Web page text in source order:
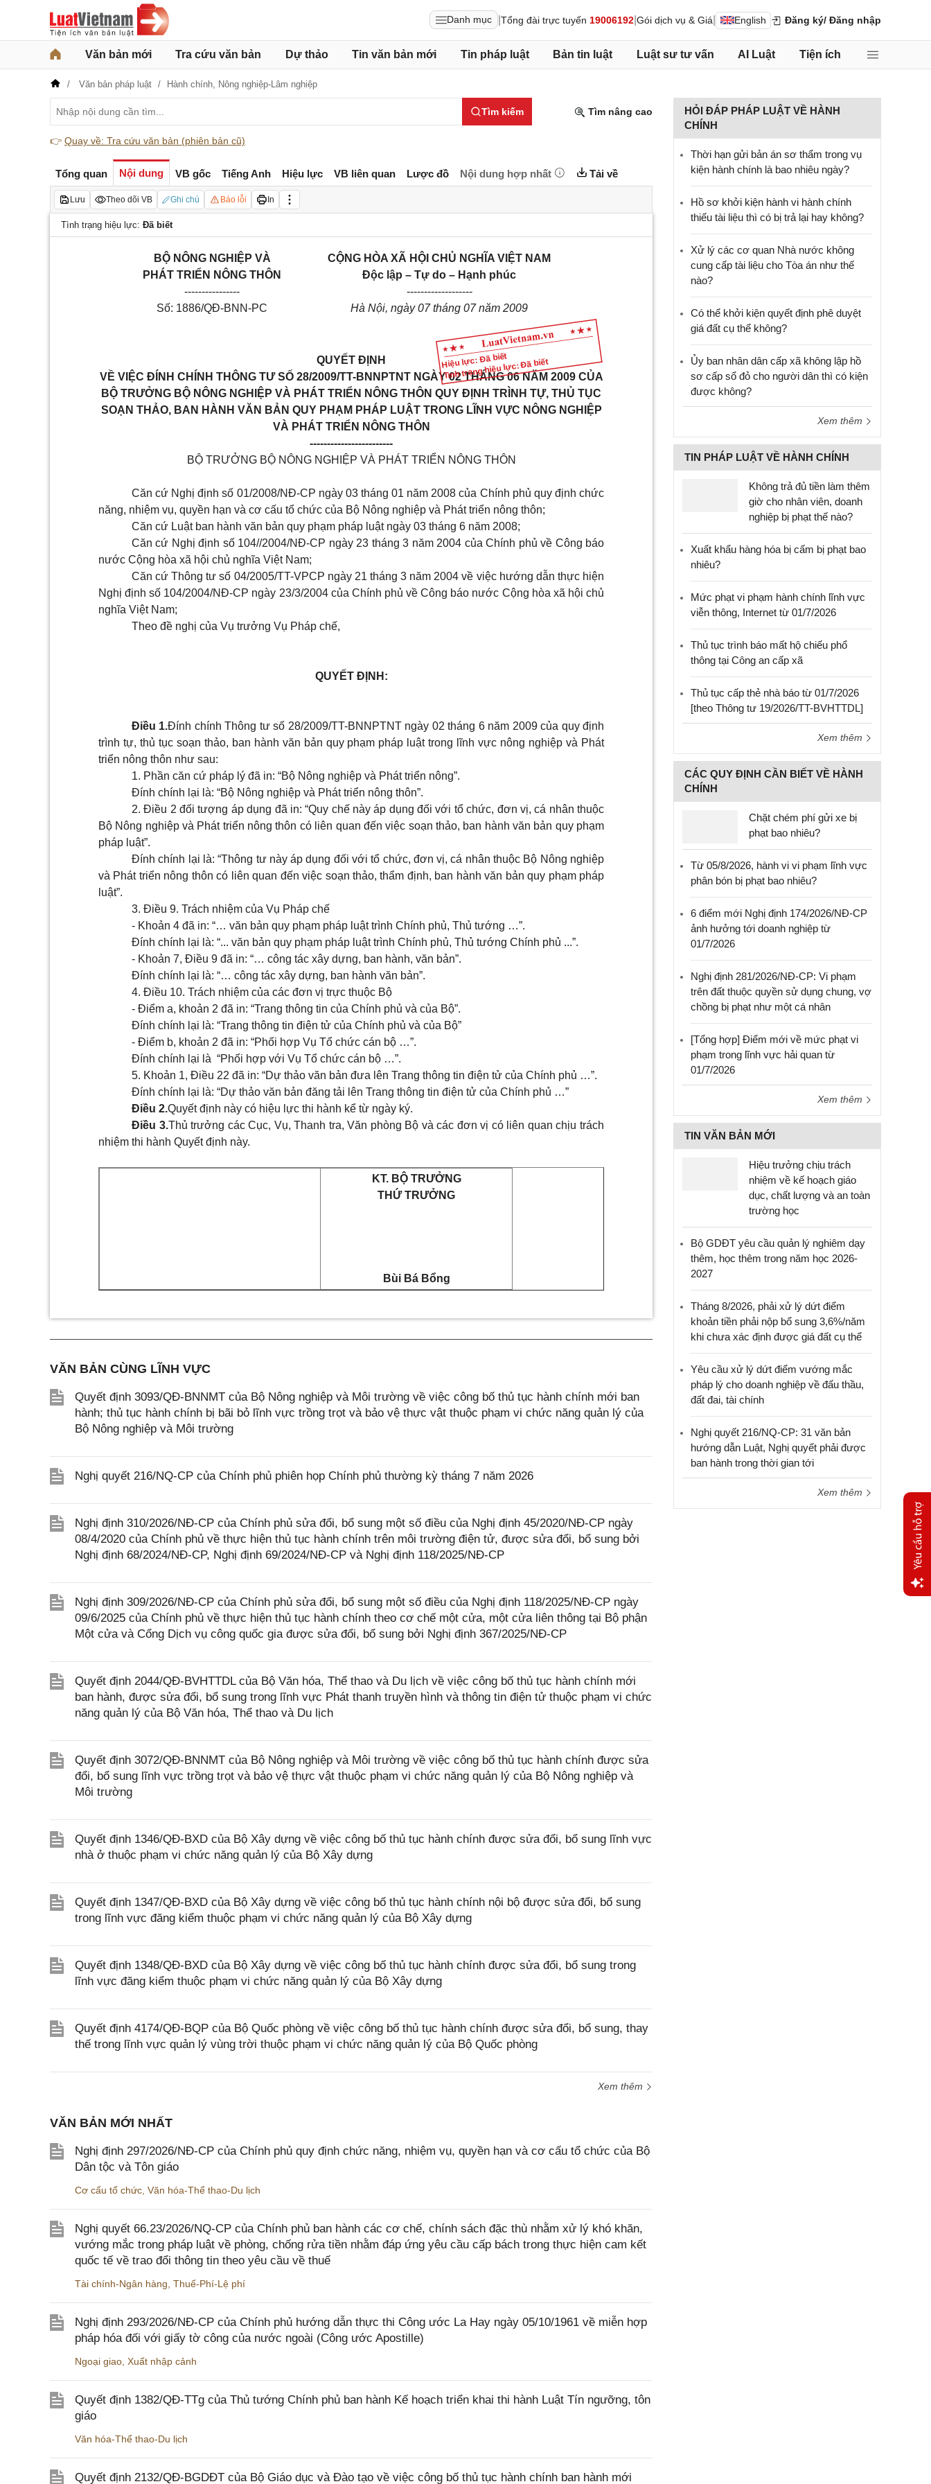
Danh mục Tổng đài trực tuyến 19006192 Gói dịch vụ & Giá English Đăng ký/ Đăng nhập
Văn bản mới Tra cứu văn bản Dự thảo Tin văn bản mới Tin pháp luật Bản tin luật Luật sư tư vấn AI Luật Tiện ích
Văn bản pháp luật Hành chính, Nông nghiệp-Lâm nghiệp
Tìm kiếm Tìm nâng cao
👉 Quay về: Tra cứu văn bản (phiên bản cũ)
Tổng quan Nội dung VB gốc Tiếng Anh Hiệu lực VB liên quan Lược đồ Nội dung hợp nhất Tải về
Lưu Theo dõi VB Ghi chú Báo lỗi In
Tình trạng hiệu lực: Đã biết
Hiệu lực: Đã biết
Tình trạng hiệu lực: Đã biết
BỘ NÔNG NGHIỆP VÀ
PHÁT TRIỂN NÔNG THÔN
----------------
Số: 1886/QĐ-BNN-PC
CỘNG HÒA XÃ HỘI CHỦ NGHĨA VIỆT NAM
Độc lập – Tự do – Hạnh phúc
-------------------
Hà Nội, ngày 07 tháng 07 năm 2009
QUYẾT ĐỊNH
VỀ VIỆC ĐÍNH CHÍNH THÔNG TƯ SỐ 28/2009/TT-BNNPTNT NGÀY 02 THÁNG 06 NĂM 2009 CỦA
BỘ TRƯỞNG BỘ NÔNG NGHIỆP VÀ PHÁT TRIỂN NÔNG THÔN QUY ĐỊNH TRÌNH TỰ, THỦ TỤC
SOẠN THẢO, BAN HÀNH VĂN BẢN QUY PHẠM PHÁP LUẬT TRONG LĨNH VỰC NÔNG NGHIỆP
VÀ PHÁT TRIỂN NÔNG THÔN
------------------------
BỘ TRƯỞNG BỘ NÔNG NGHIỆP VÀ PHÁT TRIỂN NÔNG THÔN
Căn cứ Nghị định số 01/2008/NĐ-CP ngày 03 tháng 01 năm 2008 của Chính phủ quy định chức
năng, nhiệm vụ, quyền hạn và cơ cấu tổ chức của Bộ Nông nghiệp và Phát triển nông thôn;
Căn cứ Luật ban hành văn bản quy phạm pháp luật ngày 03 tháng 6 năm 2008;
Căn cứ Nghị định số 104//2004/NĐ-CP ngày 23 tháng 3 năm 2004 của Chính phủ về Công báo
nước Cộng hòa xã hội chủ nghĩa Việt Nam;
Căn cứ Thông tư số 04/2005/TT-VPCP ngày 21 tháng 3 năm 2004 về việc hướng dẫn thực hiện
Nghị định số 104/2004/NĐ-CP ngày 23/3/2004 của Chính phủ về Công báo nước Cộng hòa xã hội chủ
nghĩa Việt Nam;
Theo đề nghị của Vụ trưởng Vụ Pháp chế,
QUYẾT ĐỊNH:
Điều 1.Đính chính Thông tư số 28/2009/TT-BNNPTNT ngày 02 tháng 6 năm 2009 của quy định
trình tự, thủ tục soạn thảo, ban hành văn bản quy phạm pháp luật trong lĩnh vực nông nghiệp và Phát
triển nông thôn như sau:
1. Phần căn cứ pháp lý đã in: “Bộ Nông nghiệp và Phát triển nông”.
Đính chính lại là: “Bộ Nông nghiệp và Phát triển nông thôn”.
2. Điều 2 đối tượng áp dụng đã in: “Quy chế này áp dụng đối với tổ chức, đơn vị, cá nhân thuộc
Bộ Nông nghiệp và Phát triển nông thôn có liên quan đến việc soạn thảo, ban hành văn bản quy phạm
pháp luật”.
Đính chính lại là: “Thông tư này áp dụng đối với tổ chức, đơn vị, cá nhân thuộc Bộ Nông nghiệp
và Phát triển nông thôn có liên quan đến việc soạn thảo, thẩm định, ban hành văn bản quy phạm pháp
luật”.
3. Điều 9. Trách nhiệm của Vụ Pháp chế
- Khoản 4 đã in: “… văn bản quy phạm pháp luật trình Chính phủ, Thủ tướng …”.
Đính chính lại là: “... văn bản quy phạm pháp luật trình Chính phủ, Thủ tướng Chính phủ ...”.
- Khoản 7, Điều 9 đã in: “… công tác xây dựng, ban hành, văn bản”.
Đính chính lại là: “… công tác xây dựng, ban hành văn bản”.
4. Điều 10. Trách nhiệm của các đơn vị trực thuộc Bộ
- Điểm a, khoản 2 đã in: “Trang thông tin của Chính phủ và của Bộ”.
Đính chính lại là: “Trang thông tin điện tử của Chính phủ và của Bộ”
- Điểm b, khoản 2 đã in: “Phối hợp Vụ Tổ chức cán bộ …”.
Đính chính lại là “Phối hợp với Vụ Tổ chức cán bộ …”.
5. Khoản 1, Điều 22 đã in: “Dự thảo văn bản đưa lên Trang thông tin điện tử của Chính phủ …”.
Đính chính lại là: “Dự thảo văn bản đăng tải lên Trang thông tin điện tử của Chính phủ …”
Điều 2.Quyết định này có hiệu lực thi hành kể từ ngày ký.
Điều 3.Thủ trưởng các Cục, Vụ, Thanh tra, Văn phòng Bộ và các đơn vị có liên quan chịu trách
nhiệm thi hành Quyết định này.
KT. BỘ TRƯỞNG
THỨ TRƯỞNG
Bùi Bá Bổng
VĂN BẢN CÙNG LĨNH VỰC
Quyết định 3093/QĐ-BNNMT của Bộ Nông nghiệp và Môi trường về việc công bố thủ tục hành chính mới ban
hành; thủ tục hành chính bị bãi bỏ lĩnh vực trồng trọt và bảo vệ thực vật thuộc phạm vi chức năng quản lý của
Bộ Nông nghiệp và Môi trường
Nghị quyết 216/NQ-CP của Chính phủ phiên họp Chính phủ thường kỳ tháng 7 năm 2026
Nghị định 310/2026/NĐ-CP của Chính phủ sửa đổi, bổ sung một số điều của Nghị định 45/2020/NĐ-CP ngày
08/4/2020 của Chính phủ về thực hiện thủ tục hành chính trên môi trường điện tử, được sửa đổi, bổ sung bởi
Nghị định 68/2024/NĐ-CP, Nghị định 69/2024/NĐ-CP và Nghị định 118/2025/NĐ-CP
Nghị định 309/2026/NĐ-CP của Chính phủ sửa đổi, bổ sung một số điều của Nghị định 118/2025/NĐ-CP ngày
09/6/2025 của Chính phủ về thực hiện thủ tục hành chính theo cơ chế một cửa, một cửa liên thông tại Bộ phận
Một cửa và Cổng Dịch vụ công quốc gia được sửa đổi, bổ sung bởi Nghị định 367/2025/NĐ-CP
Quyết định 2044/QĐ-BVHTTDL của Bộ Văn hóa, Thể thao và Du lịch về việc công bố thủ tục hành chính mới
ban hành, được sửa đổi, bổ sung trong lĩnh vực Phát thanh truyền hình và thông tin điện tử thuộc phạm vi chức
năng quản lý của Bộ Văn hóa, Thể thao và Du lịch
Quyết định 3072/QĐ-BNNMT của Bộ Nông nghiệp và Môi trường về việc công bố thủ tục hành chính được sửa
đổi, bổ sung lĩnh vực trồng trọt và bảo vệ thực vật thuộc phạm vi chức năng quản lý của Bộ Nông nghiệp và
Môi trường
Quyết định 1346/QĐ-BXD của Bộ Xây dựng về việc công bố thủ tục hành chính được sửa đổi, bổ sung lĩnh vực
nhà ở thuộc phạm vi chức năng quản lý của Bộ Xây dựng
Quyết định 1347/QĐ-BXD của Bộ Xây dựng về việc công bố thủ tục hành chính nội bộ được sửa đổi, bổ sung
trong lĩnh vực đăng kiểm thuộc phạm vi chức năng quản lý của Bộ Xây dựng
Quyết định 1348/QĐ-BXD của Bộ Xây dựng về việc công bố thủ tục hành chính được sửa đổi, bổ sung trong
lĩnh vực đăng kiểm thuộc phạm vi chức năng quản lý của Bộ Xây dựng
Quyết định 4174/QĐ-BQP của Bộ Quốc phòng về việc công bố thủ tục hành chính được sửa đổi, bổ sung, thay
thế trong lĩnh vực quản lý vùng trời thuộc phạm vi chức năng quản lý của Bộ Quốc phòng
Xem thêm
VĂN BẢN MỚI NHẤT
Nghị định 297/2026/NĐ-CP của Chính phủ quy định chức năng, nhiệm vụ, quyền hạn và cơ cấu tổ chức của Bộ
Dân tộc và Tôn giáo
Cơ cấu tổ chức Văn hóa-Thể thao-Du lịch
Nghị quyết 66.23/2026/NQ-CP của Chính phủ ban hành các cơ chế, chính sách đặc thù nhằm xử lý khó khăn,
vướng mắc trong pháp luật về phòng, chống rửa tiền nhằm đáp ứng yêu cầu cấp bách trong thực hiện cam kết
quốc tế về trao đổi thông tin theo yêu cầu về thuế
Tài chính-Ngân hàng Thuế-Phí-Lệ phí
Nghị định 293/2026/NĐ-CP của Chính phủ hướng dẫn thực thi Công ước La Hay ngày 05/10/1961 về miễn hợp
pháp hóa đối với giấy tờ công của nước ngoài (Công ước Apostille)
Ngoại giao Xuất nhập cảnh
Quyết định 1382/QĐ-TTg của Thủ tướng Chính phủ ban hành Kế hoạch triển khai thi hành Luật Tín ngưỡng, tôn
giáo
Văn hóa-Thể thao-Du lịch
Quyết định 2132/QĐ-BGDĐT của Bộ Giáo dục và Đào tạo về việc công bố thủ tục hành chính ban hành mới
HỎI ĐÁP PHÁP LUẬT VỀ HÀNH
CHÍNH
Thời hạn gửi bản án sơ thẩm trong vụ
kiện hành chính là bao nhiêu ngày?
Hồ sơ khởi kiện hành vi hành chính
thiếu tài liệu thì có bị trả lại hay không?
Xử lý các cơ quan Nhà nước không
cung cấp tài liệu cho Tòa án như thế
nào?
Có thể khởi kiện quyết định phê duyệt
giá đất cụ thể không?
Ủy ban nhân dân cấp xã không lập hồ
sơ cấp sổ đỏ cho người dân thì có kiện
được không?
Xem thêm
TIN PHÁP LUẬT VỀ HÀNH CHÍNH
Không trả đủ tiền làm thêm
giờ cho nhân viên, doanh
nghiệp bị phạt thế nào?
Xuất khẩu hàng hóa bị cấm bị phạt bao
nhiêu?
Mức phạt vi phạm hành chính lĩnh vực
viễn thông, Internet từ 01/7/2026
Thủ tục trình báo mất hộ chiếu phổ
thông tại Công an cấp xã
Thủ tục cấp thẻ nhà báo từ 01/7/2026
[theo Thông tư 19/2026/TT-BVHTTDL]
Xem thêm
CÁC QUY ĐỊNH CẦN BIẾT VỀ HÀNH
CHÍNH
Chặt chém phí gửi xe bị
phạt bao nhiêu?
Từ 05/8/2026, hành vi vi phạm lĩnh vực
phân bón bị phạt bao nhiêu?
6 điểm mới Nghị định 174/2026/NĐ-CP
ảnh hưởng tới doanh nghiệp từ
01/7/2026
Nghị định 281/2026/NĐ-CP: Vi phạm
trên đất thuộc quyền sử dụng chung, vợ
chồng bị phạt như một cá nhân
[Tổng hợp] Điểm mới về mức phạt vi
phạm trong lĩnh vực hải quan từ
01/7/2026
Xem thêm
TIN VĂN BẢN MỚI
Hiệu trưởng chịu trách
nhiệm về kế hoạch giáo
dục, chất lượng và an toàn
trường học
Bộ GDĐT yêu cầu quản lý nghiêm dạy
thêm, học thêm trong năm học 2026-
2027
Tháng 8/2026, phải xử lý dứt điểm
khoản tiền phải nộp bổ sung 3,6%/năm
khi chưa xác định được giá đất cụ thể
Yêu cầu xử lý dứt điểm vướng mắc
pháp lý cho doanh nghiệp về đấu thầu,
đất đai, tài chính
Nghị quyết 216/NQ-CP: 31 văn bản
hướng dẫn Luật, Nghị quyết phải được
ban hành trong thời gian tới
Xem thêm